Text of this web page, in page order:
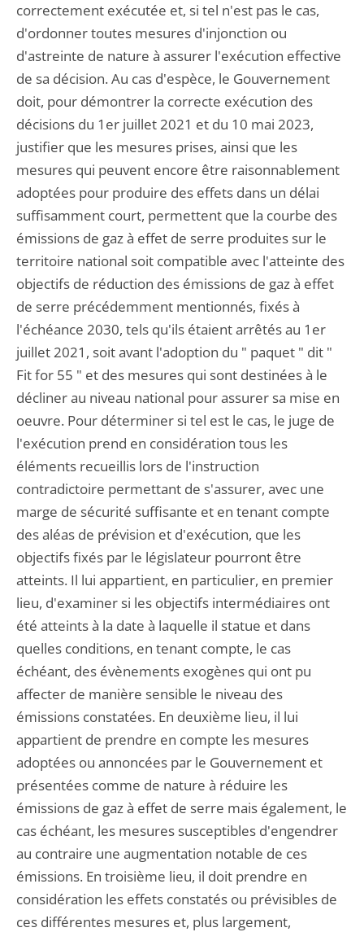
correctement exécutée et, si tel n'est pas le cas,
d'ordonner toutes mesures d'injonction ou
d'astreinte de nature à assurer l'exécution effective
de sa décision. Au cas d'espèce, le Gouvernement
doit, pour démontrer la correcte exécution des
décisions du 1er juillet 2021 et du 10 mai 2023,
justifier que les mesures prises, ainsi que les
mesures qui peuvent encore être raisonnablement
adoptées pour produire des effets dans un délai
suffisamment court, permettent que la courbe des
émissions de gaz à effet de serre produites sur le
territoire national soit compatible avec l'atteinte des
objectifs de réduction des émissions de gaz à effet
de serre précédemment mentionnés, fixés à
l'échéance 2030, tels qu'ils étaient arrêtés au 1er
juillet 2021, soit avant l'adoption du " paquet " dit "
Fit for 55 " et des mesures qui sont destinées à le
décliner au niveau national pour assurer sa mise en
oeuvre. Pour déterminer si tel est le cas, le juge de
l'exécution prend en considération tous les
éléments recueillis lors de l'instruction
contradictoire permettant de s'assurer, avec une
marge de sécurité suffisante et en tenant compte
des aléas de prévision et d'exécution, que les
objectifs fixés par le législateur pourront être
atteints. Il lui appartient, en particulier, en premier
lieu, d'examiner si les objectifs intermédiaires ont
été atteints à la date à laquelle il statue et dans
quelles conditions, en tenant compte, le cas
échéant, des évènements exogènes qui ont pu
affecter de manière sensible le niveau des
émissions constatées. En deuxième lieu, il lui
appartient de prendre en compte les mesures
adoptées ou annoncées par le Gouvernement et
présentées comme de nature à réduire les
émissions de gaz à effet de serre mais également, le
cas échéant, les mesures susceptibles d'engendrer
au contraire une augmentation notable de ces
émissions. En troisième lieu, il doit prendre en
considération les effets constatés ou prévisibles de
ces différentes mesures et, plus largement,